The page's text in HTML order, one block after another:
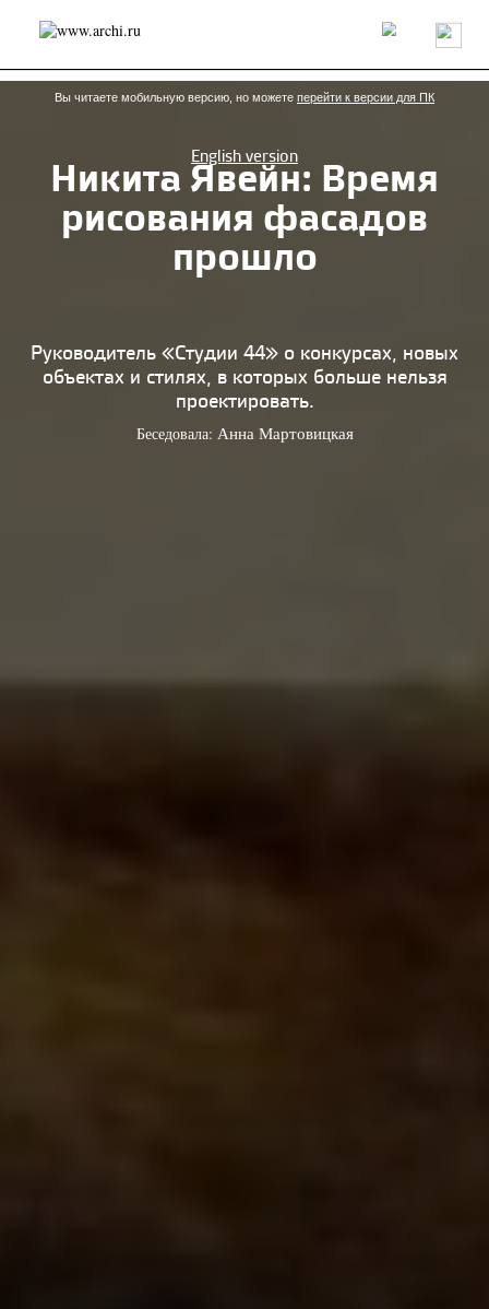
Россия Мир Технологии Интерьер Пресса
Архитекторы
Проекты
Конкурсы События Книги Вакансии
send.project Анонсы конкурсов
Блог
Исследование
Обзор
Объект
Результаты конкурса
Рецензия Архитектура
Иностранцы в России
Вы читаете мобильную версию, но можете перейти к версии для ПК
English version
Никита Явейн: Время
рисования фасадов
прошло
Руководитель «Студии 44» о конкурсах, новых
объектах и стилях, в которых больше нельзя
проектировать.
Беседовала: Анна Мартовицкая